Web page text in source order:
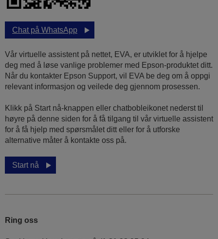
Chat på WhatsApp
Vår virtuelle assistent på nettet, EVA, er utviklet for å hjelpe
deg med å løse vanlige problemer med Epson-produktet ditt.
Når du kontakter Epson Support, vil EVA be deg om å oppgi
relevant informasjon og veilede deg gjennom prosessen.
Klikk på Start nå-knappen eller chatbobleikonet nederst til
høyre på denne siden for å få tilgang til vår virtuelle assistent
for å få hjelp med spørsmålet ditt eller for å utforske
alternative måter å kontakte oss på.
Start nå
Ring oss